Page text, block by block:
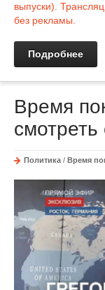
выпуски).
без рекламы.
Подробнее
Время
Политика / Время